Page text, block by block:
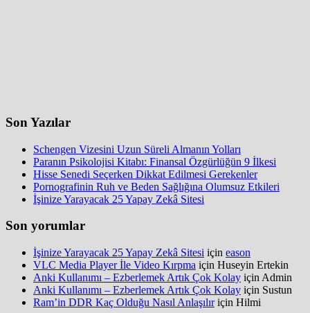
Son Yazılar
Schengen Vizesini Uzun Süreli Almanın Yolları
Paranın Psikolojisi Kitabı: Finansal Özgürlüğün 9 İlkesi
Hisse Senedi Seçerken Dikkat Edilmesi Gerekenler
Pornografinin Ruh ve Beden Sağlığına Olumsuz Etkileri
İşinize Yarayacak 25 Yapay Zekâ Sitesi
Son yorumlar
İşinize Yarayacak 25 Yapay Zekâ Sitesi için eason
VLC Media Player İle Video Kırpma için Huseyin Ertekin
Anki Kullanımı – Ezberlemek Artık Çok Kolay için Admin
Anki Kullanımı – Ezberlemek Artık Çok Kolay için Sustun
Ram’in DDR Kaç Olduğu Nasıl Anlaşılıriçin Hilmi